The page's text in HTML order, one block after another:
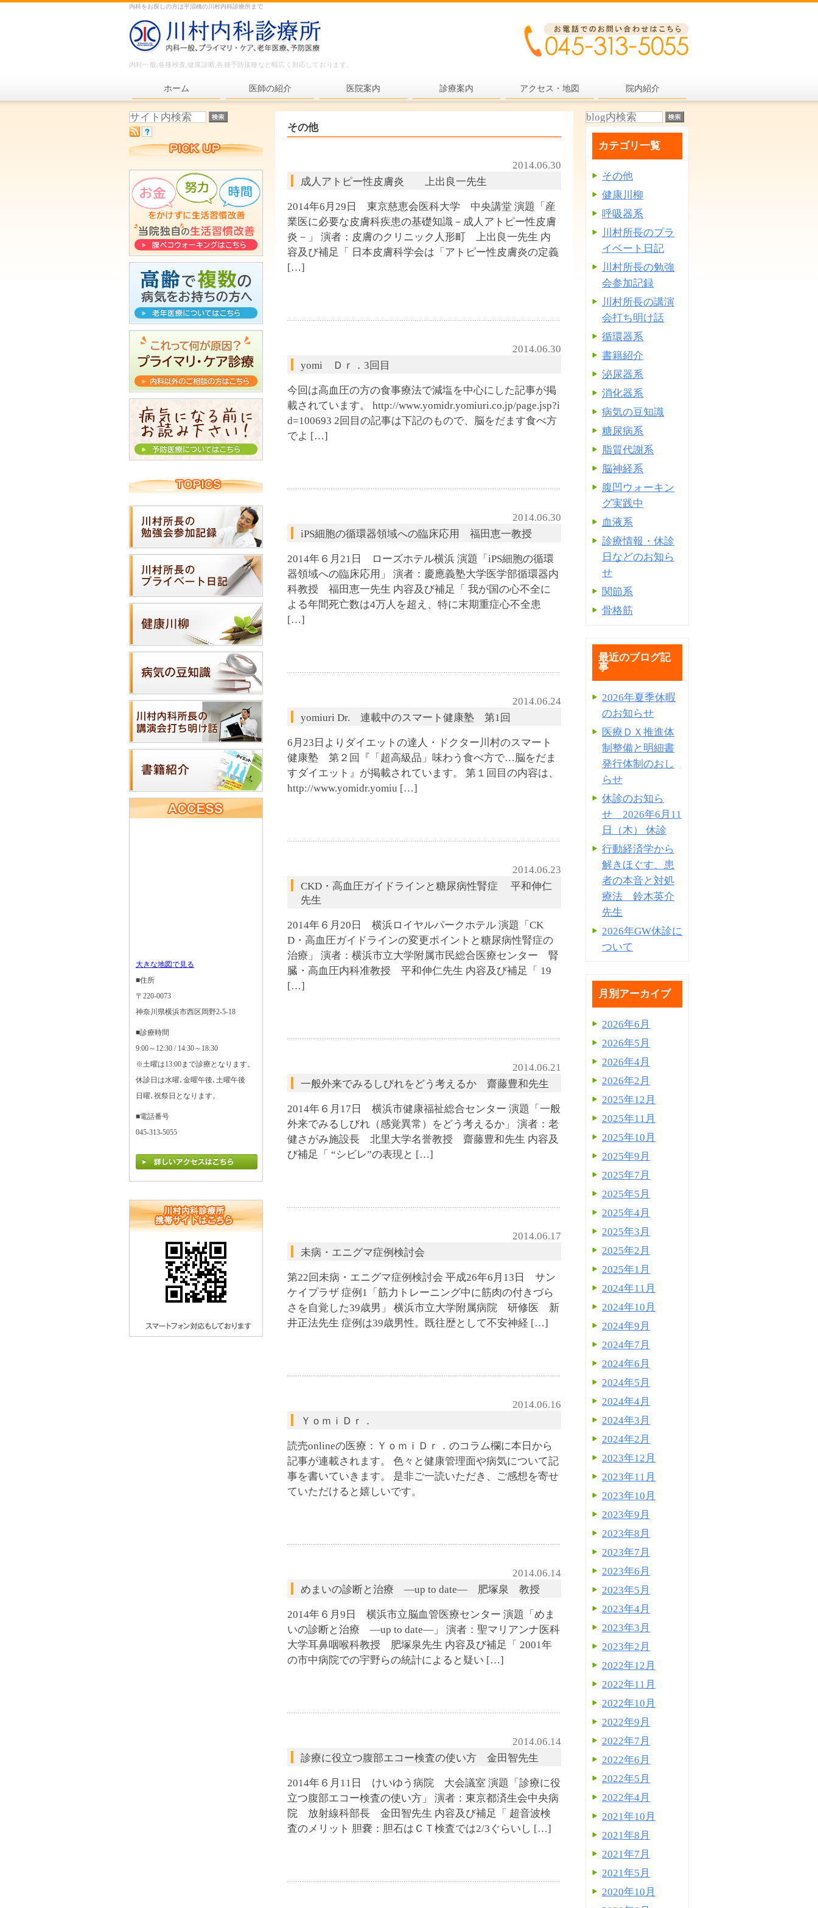
内科をお探しの方は平沼橋の川村内科診療所まで
内科一般,各種検査,健康診断,各種予防接種など幅広く対応しております。
ホーム 医師の紹介 医院案内 診療案内
内科一般
各種検査
健康診断
プライマリ・ケア
老年医療
予防医療
アクセス・地図 院内紹介
その他
2014.06.30
成人アトピー性皮膚炎 上出良一先生
2014年6月29日 東京慈恵会医科大学 中央講堂 演題「産
業医に必要な皮膚科疾患の基礎知識－成人アトピー性皮膚
炎－」 演者：皮膚のクリニック人形町 上出良一先生 内
容及び補足「 日本皮膚科学会は「アトピー性皮膚炎の定義
[…]
2014.06.30
yomi Ｄｒ．3回目
今回は高血圧の方の食事療法で減塩を中心にした記事が掲
載されています。 http://www.yomidr.yomiuri.co.jp/page.jsp?i
d=100693 2回目の記事は下記のもので、脳をだます食べ方
でよ […]
2014.06.30
iPS細胞の循環器領域への臨床応用 福田恵一教授
2014年６月21日 ローズホテル横浜 演題「iPS細胞の循環
器領域への臨床応用」 演者：慶應義塾大学医学部循環器内
科教授 福田恵一先生 内容及び補足「 我が国の心不全に
よる年間死亡数は4万人を超え、特に末期重症心不全患
[…]
2014.06.24
yomiuri Dr. 連載中のスマート健康塾 第1回
6月23日よりダイエットの達人・ドクター川村のスマート
健康塾 第２回『「超高級品」味わう食べ方で…脳をだま
すダイエット』が掲載されています。 第１回目の内容は、
http://www.yomidr.yomiu […]
2014.06.23
CKD・高血圧ガイドラインと糖尿病性腎症 平和伸仁
先生
2014年６月20日 横浜ロイヤルパークホテル 演題「CK
D・高血圧ガイドラインの変更ポイントと糖尿病性腎症の
治療」 演者：横浜市立大学附属市民総合医療センター 腎
臓・高血圧内科准教授 平和伸仁先生 内容及び補足「 19
[…]
2014.06.21
一般外来でみるしびれをどう考えるか 齋藤豊和先生
2014年６月17日 横浜市健康福祉総合センター 演題「一般
外来でみるしびれ（感覚異常）をどう考えるか」 演者：老
健さがみ施設長 北里大学名誉教授 齋藤豊和先生 内容及
び補足「 “シビレ”の表現と […]
2014.06.17
未病・エニグマ症例検討会
第22回未病・エニグマ症例検討会 平成26年6月13日 サン
ケイプラザ 症例1「筋力トレーニング中に筋肉の付きづら
さを自覚した39歳男」 横浜市立大学附属病院 研修医 新
井正法先生 症例は39歳男性。既往歴として不安神経 […]
2014.06.16
ＹｏｍｉＤｒ．
読売onlineの医療：ＹｏｍｉＤｒ．のコラム欄に本日から
記事が連載されます。 色々と健康管理面や病気について記
事を書いていきます。 是非ご一読いただき、ご感想を寄せ
ていただけると嬉しいです。
2014.06.14
めまいの診断と治療 ―up to date― 肥塚泉 教授
2014年６月9日 横浜市立脳血管医療センター 演題「めま
いの診断と治療 ―up to date―」 演者：聖マリアンナ医科
大学耳鼻咽喉科教授 肥塚泉先生 内容及び補足「 2001年
の市中病院での宇野らの統計によると疑い […]
2014.06.14
診療に役立つ腹部エコー検査の使い方 金田智先生
2014年６月11日 けいゆう病院 大会議室 演題「診療に役
立つ腹部エコー検査の使い方」 演者：東京都済生会中央病
院 放射線科部長 金田智先生 内容及び補足「 超音波検
査のメリット 胆嚢：胆石はＣＴ検査では2/3ぐらいし […]
カテゴリ一覧
その他
健康川柳
呼吸器系
川村所長のプラ
イベート日記
川村所長の勉強
会参加記録
川村所長の講演
会打ち明け話
循環器系
書籍紹介
泌尿器系
消化器系
病気の豆知識
糖尿病系
脂質代謝系
脳神経系
腹凹ウォーキン
グ実践中
血液系
診療情報・休診
日などのお知ら
せ
関節系
骨格筋
最近のブログ記
事
2026年夏季休暇
のお知らせ
医療ＤＸ推進体
制整備と明細書
発⾏体制のおし
らせ
休診のお知ら
せ 2026年6月11
日（木） 休診
行動経済学から
解きほぐす、患
者の本音と対処
療法 鈴木英介
先生
2026年GW休診に
ついて
月別アーカイブ
2026年6月
2026年5月
2026年4月
2026年2月
2025年12月
2025年11月
2025年10月
2025年9月
2025年7月
2025年5月
2025年4月
2025年3月
2025年2月
2025年1月
2024年11月
2024年10月
2024年9月
2024年7月
2024年6月
2024年5月
2024年4月
2024年3月
2024年2月
2023年12月
2023年11月
2023年10月
2023年9月
2023年8月
2023年7月
2023年6月
2023年5月
2023年4月
2023年3月
2023年2月
2022年12月
2022年11月
2022年10月
2022年9月
2022年7月
2022年6月
2022年5月
2022年4月
2021年10月
2021年8月
2021年7月
2021年5月
2020年10月
大きな地図で見る
■住所
〒220-0073
神奈川県横浜市西区岡野2-5-18
■診療時間
9:00～12:30 / 14:30～18:30
※土曜は13:00まで診療となります。
休診日は水曜､金曜午後､土曜午後
日曜､祝祭日となります。
■電話番号
045-313-5055